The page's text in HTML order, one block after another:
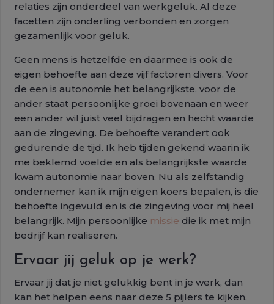
relaties zijn onderdeel van werkgeluk. Al deze
facetten zijn onderling verbonden en zorgen
gezamenlijk voor geluk.
Geen mens is hetzelfde en daarmee is ook de
eigen behoefte aan deze vijf factoren divers. Voor
de een is autonomie het belangrijkste, voor de
ander staat persoonlijke groei bovenaan en weer
een ander wil juist veel bijdragen en hecht waarde
aan de zingeving. De behoefte verandert ook
gedurende de tijd. Ik heb tijden gekend waarin ik
me beklemd voelde en als belangrijkste waarde
kwam autonomie naar boven. Nu als zelfstandig
ondernemer kan ik mijn eigen koers bepalen, is die
behoefte ingevuld en is de zingeving voor mij heel
belangrijk. Mijn persoonlijke missie die ik met mijn
bedrijf kan realiseren.
Ervaar jij geluk op je werk?
Ervaar jij dat je niet gelukkig bent in je werk, dan
kan het helpen eens naar deze 5 pijlers te kijken.